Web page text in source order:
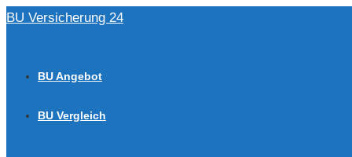
Zum
BU Versicherung 24
BU Angebot
BU Vergleich